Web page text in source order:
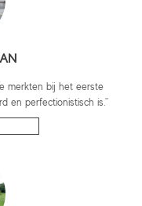
merkten bij het eerste
en perfectionistisch is.''